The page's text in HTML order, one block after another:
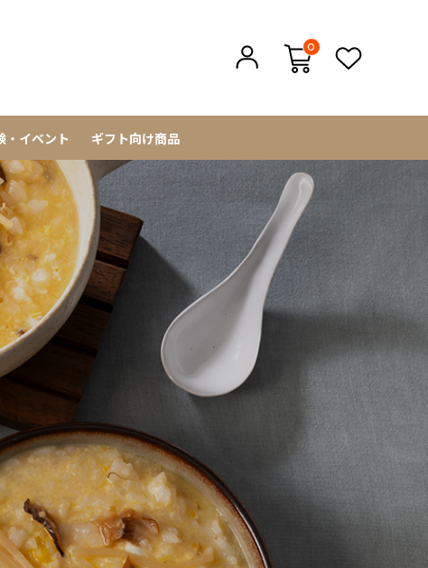
0
・イベント ギフト向け商品